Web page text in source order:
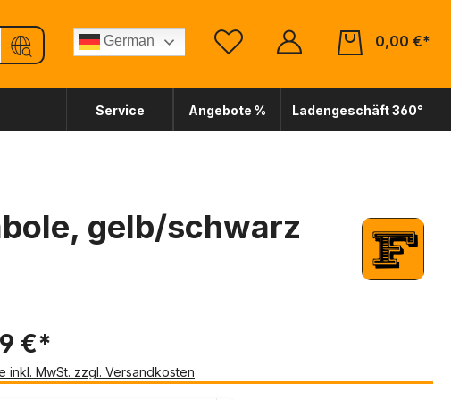
German
0,00 €*
Service Angebote % Ladengeschäft 360°
gelb/schwarz
€*
inkl. MwSt. zzgl. Versandkosten